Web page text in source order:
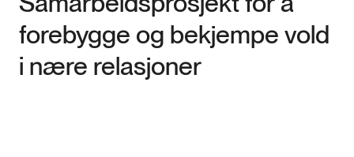
forebygge og bekjempe vold
i nære relasjoner